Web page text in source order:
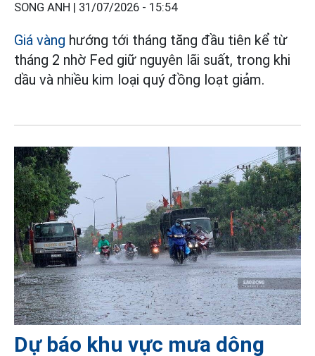
SONG ANH | 31/07/2026 - 15:54
Giá vàng hướng tới tháng tăng đầu tiên kể từ
tháng 2 nhờ Fed giữ nguyên lãi suất, trong khi
dầu và nhiều kim loại quý đồng loạt giảm.
Dự báo khu vực mưa dông